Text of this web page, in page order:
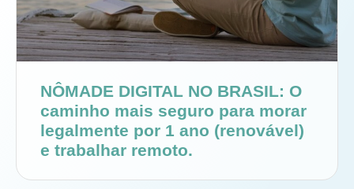
NÔMADE DIGITAL NO BRASIL: O
caminho mais seguro para morar
legalmente por 1 ano (renovável)
e trabalhar remoto.